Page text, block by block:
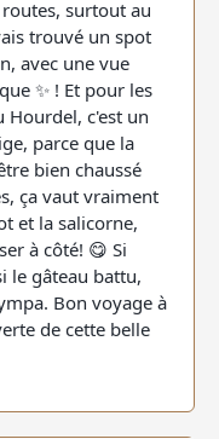
surtout au
trouvé un spot
avec une vue
✨ ! Et pour les
Hourdel, c'est un
parce que la
bien chaussé
ça vaut vraiment
et la salicorne,
à côté! 😋 Si
le gâteau battu,
Bon voyage à
de cette belle